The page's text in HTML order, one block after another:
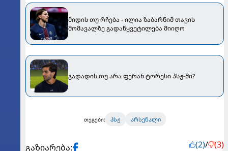
მიდის თუ რჩება - ილია ზაბარნიმ თავის
მომავალზე გადაწყვეტილება მიიღო
გადადის თუ არა ფერან ტორესი პსჟ-ში?
თეგები: პსჟ არსენალი
გაზიარება: (2)/ (3)